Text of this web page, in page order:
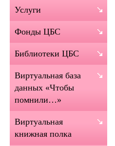
Услуги
Фонды ЦБС
Библиотеки ЦБС
Виртуальная база
данных «Чтобы
помнили…»
Виртуальная
книжная полка